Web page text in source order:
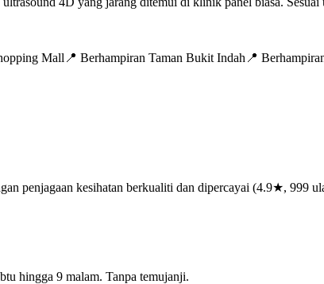
Mall 📍 Berhampiran Taman Bukit Indah 📍
penjagaan kesihatan berkualiti dan dipercayai (4.9★, 999
hingga 9 malam. Tanpa temujanji.